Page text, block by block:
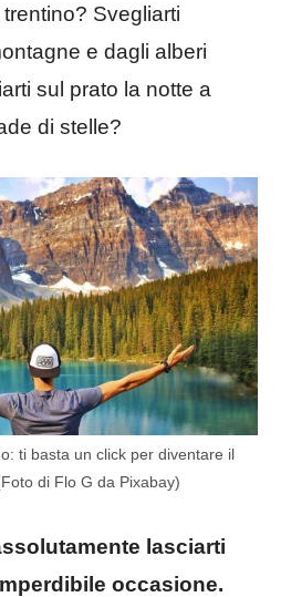
Svegliarti
e dagli alberi
sul prato la notte a
di stelle?
ti basta un click per diventare il
di Flo G da Pixabay)
lasciarti
occasione.